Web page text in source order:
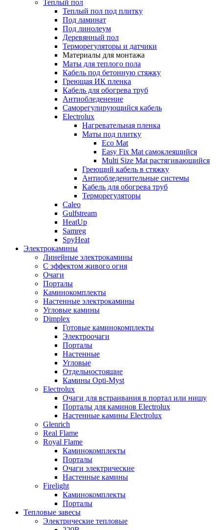
Теплый пол
Теплый пол под плитку
Под ламинат
Под линолеум
Деревянный пол
Терморегуляторы и датчики
Материалы для монтажа
Маты для теплого пола
Кабель под бетонную стяжку
Греющая ИК пленка
Кабель для обогрева труб
Антиобледенение
Саморегулирующийся кабель
Electrolux
Нагревательная пленка
Маты под плитку
Eco Mat
Easy Fix Mat самоклеящийся
Multi Size Mat растягивающийся
Греющий кабель в стяжку
Антиобледенительные системы
Кабель для обогрева труб
Терморегуляторы
Caleo
Gulfstream
HeatUp
Samreg
SpyHeat
Электрокамины
Линейные электрокамины
С эффектом живого огня
Очаги
Порталы
Каминокомплекты
Настенные электрокамины
Угловые камины
Dimplex
Готовые каминокомплекты
Электроочаги
Порталы
Настенные
Угловые
Отдельностоящие
Камины Opti-Myst
Electrolux
Очаги для встраивания в портал или нишу
Порталы для каминов Electrolux
Настенные камины Electrolux
Glenrich
Rеal Flame
Royal Flame
Каминокомплекты
Порталы
Очаги электрические
Настенные камины
Firelight
Каминокомплекты
Порталы
Тепловые завесы
Электрические тепловые